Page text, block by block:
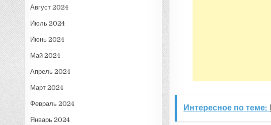
Август 2024
Июль 2024
Июнь 2024
Май 2024
Апрель 2024
Март 2024
Февраль 2024
Январь 2024
Интересное по теме: